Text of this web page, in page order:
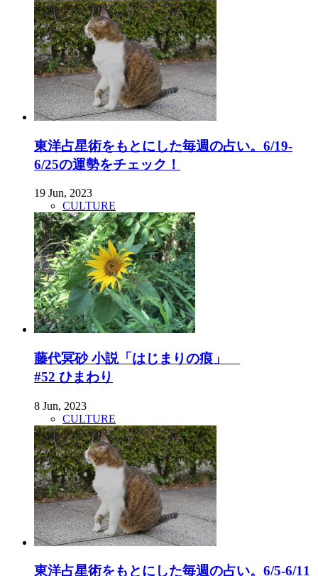
東洋占星術をもとにした毎週の占い。6/19-
6/25の運勢をチェック！
19 Jun, 2023
CULTURE
藤代冥砂 小説「はじまりの痕」
#52 ひまわり
8 Jun, 2023
CULTURE
東洋占星術をもとにした毎週の占い。6/5-6/11